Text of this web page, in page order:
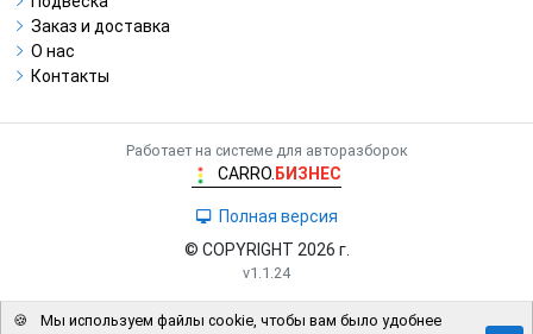
Заказ и доставка
О нас
Контакты
Работает на системе для авторазборок
CARRO. БИЗНЕС
Полная версия
© COPYRIGHT 2026 г.
v1.1.24
🍪
Мы используем файлы cookie, чтобы вам было удобнее